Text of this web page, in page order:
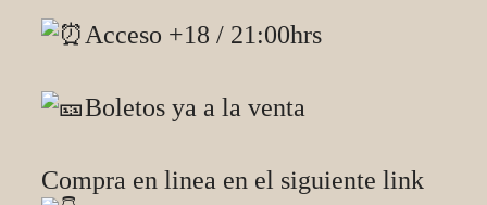
Acceso +18 / 21:00hrs
Boletos ya a la venta
Compra en linea en el siguiente link